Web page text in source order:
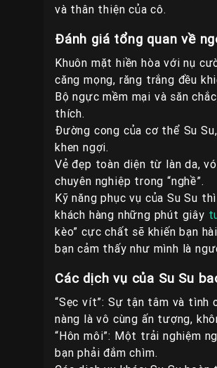
và thân thiện của cô.
Đánh giá tổng quan về
Khuôn mặt hiền hòa với nụ
căng mọng, răng trắng đều
Bộ ngực mềm mại và săn
thích.
Đường cong của cơ thể Su
khen ngợi.
Vẻ đẹp toàn diện từ làn da,
chuyên nghiệp trong “nghề”.
Kỹ năng phục vụ của Su Su
khách hàng những phút giây
kèo” cực chất sẽ khiến bạn
bạn cảm thấy như mình là
Các dịch vụ của Su Su
“Sẹc vít”: Sự tận tâm và tình
nàng là vô cùng ấn tượng,
“Hôn môi”: Một trải nghiệm
bạn phải đắm chìm.